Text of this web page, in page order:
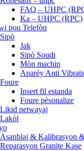
FAQ – UHPC
Ka – UHPC (RPC)
pou Telefòn
Sipò
Jak
Sipò Soudi
Mòn machin
Aparèy Anti
Foure
Insert fil estanda
Foure pèsonalize
Likid netwayaj
Lakòl
Asanblaj & Kalibrasyon
Reparasyon Granite Kase